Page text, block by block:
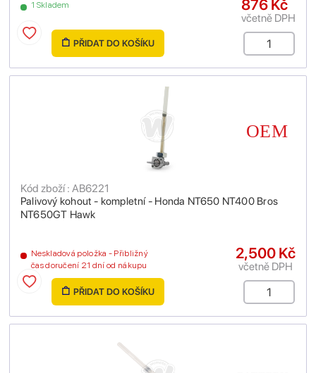
1 Skladem 876 Kč
včetně DPH
PŘIDAT DO KOŠÍKU
Palivový kohout - kompletní - Honda NT650 NT400 Bros
NT650GT Hawk
Kód zboží : AB6221
Neskladová položka - Přibližný
čas doručení 21 dní od nákupu
2,500 Kč
včetně DPH
PŘIDAT DO KOŠÍKU